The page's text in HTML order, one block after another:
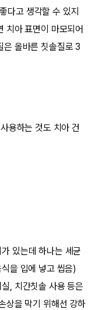
다고 생각할 수 있지
치아 표면이 마모되어
은 올바른 칫솔질로 3
용하는 것도 치아 건
있는데 하나는 세균
을 입에 넣고 씹음)
, 치간칫솔 사용 등은
상을 막기 위해선 강하